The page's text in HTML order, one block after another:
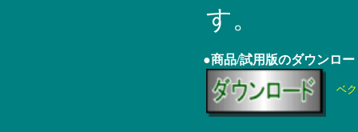
す。
●商品/試用版のダウンロー
ベ